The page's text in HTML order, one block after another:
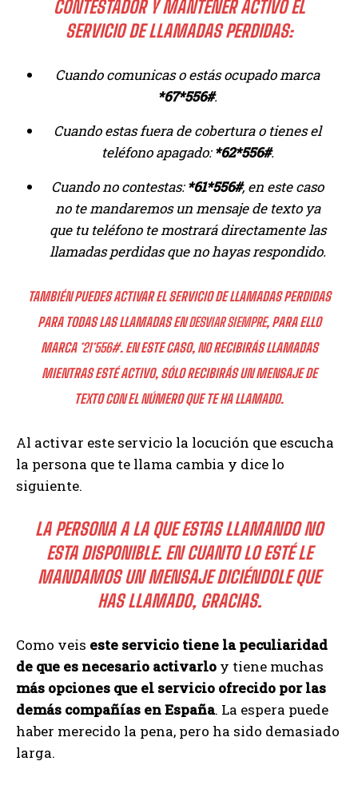
CONTESTADOR Y MANTENER ACTIVO EL
SERVICIO DE LLAMADAS PERDIDAS:
Cuando comunicas o estás ocupado marca
*67*556#.
Cuando estas fuera de cobertura o tienes el
teléfono apagado:*62*556#.
Cuando no contestas:*61*556#, en este caso
no te mandaremos un mensaje de texto ya
que tu teléfono te mostrará directamente las
llamadas perdidas que no hayas respondido.
TAMBIÉN PUEDES ACTIVAR EL SERVICIO DE LLAMADAS PERDIDAS
PARA TODAS LAS LLAMADAS ENDESVIAR SIEMPRE, PARA ELLO
MARCA *21*556#. EN ESTE CASO, NO RECIBIRÁS LLAMADAS
MIENTRAS ESTÉ ACTIVO, SÓLO RECIBIRÁS UN MENSAJE DE
TEXTO CON EL NÚMERO QUE TE HA LLAMADO.
Al activar este servicio la locución que escucha
la persona que te llama cambia y dice lo
siguiente.
LA PERSONA A LA QUE ESTAS LLAMANDO NO
ESTA DISPONIBLE. EN CUANTO LO ESTÉ LE
MANDAMOS UN MENSAJE DICIÉNDOLE QUE
HAS LLAMADO, GRACIAS.
Como veis este servicio tiene la peculiaridad
de que es necesario activarlo y tiene muchas
más opciones que el servicio ofrecido por las
demás compañías en España. La espera puede
haber merecido la pena, pero ha sido demasiado
larga.